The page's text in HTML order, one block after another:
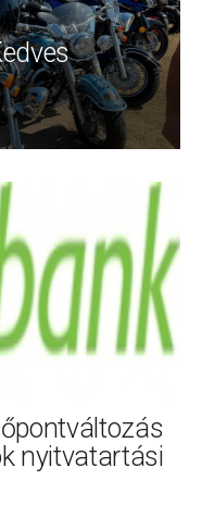
nyitvatartási